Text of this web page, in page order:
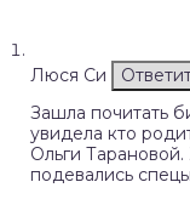
Люся Си
Зашла почитать
увидела кто
Ольги
подевались